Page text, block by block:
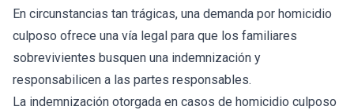
En circunstancias tan trágicas, una demanda por homicidio
culposo ofrece una vía legal para que los familiares
sobrevivientes busquen una indemnización y
responsabilicen a las partes responsables.
La indemnización otorgada en casos de homicidio culposo